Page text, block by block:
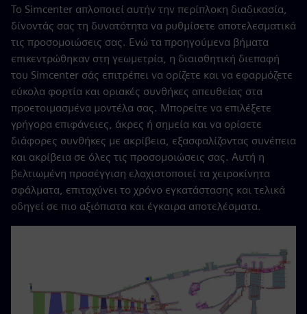
Το Simcenter απλοποιεί αυτήν την περίπλοκη διαδικασία,
δίνοντάς σας τη δυνατότητα να ρυθμίσετε αποτελεσματικά
τις προσομοιώσεις σας. Ενώ τα προηγούμενα βήματα
επικεντρώθηκαν στη γεωμετρία, η διαισθητική διεπαφή
του Simcenter σάς επιτρέπει να ορίζετε και να εφαρμόζετε
εύκολα φορτία και οριακές συνθήκες απευθείας στα
προετοιμασμένα μοντέλα σας. Μπορείτε να επιλέξετε
γρήγορα επιφάνειες, άκρες ή σημεία και να ορίσετε
διάφορες συνθήκες με ακρίβεια, εξασφαλίζοντας συνέπεια
και ακρίβεια σε όλες τις προσομοιώσεις σας. Αυτή η
βελτιωμένη προσέγγιση ελαχιστοποιεί τα χειροκίνητα
σφάλματα, επιταχύνει το χρόνο εγκατάστασης και τελικά
οδηγεί σε πιο αξιόπιστα και έγκαιρα αποτελέσματα.